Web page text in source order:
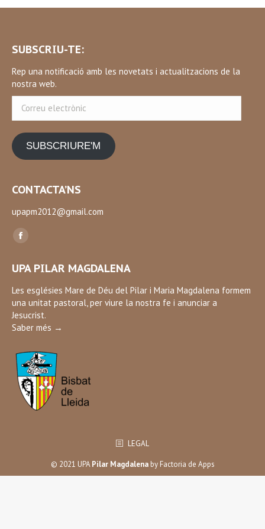
SUBSCRIU-TE:
Rep una notificació amb les novetats i actualitzacions de la
nostra web.
electrònic
SUBSCRIURE'M
CONTACTA’NS
upapm2012@gmail.com
Find us on:
Facebook
opens
in
new
window
UPA PILAR MAGDALENA
Les esglésies Mare de Déu del Pilar i Maria Magdalena formem
una unitat pastoral, per viure la nostra fe i anunciar a
Jesucrist.
Saber més →
LEGAL
© 2021 UPAPilar Magdalenaby Factoria de Apps